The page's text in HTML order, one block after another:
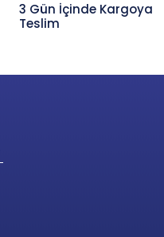
3 Gün İçinde Kargoya
Teslim